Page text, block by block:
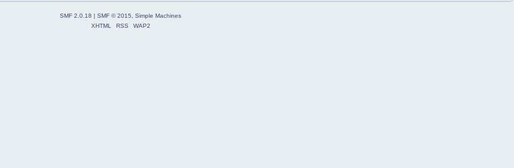
SMF 2.0.18 | SMF © 2015
Simple Machines
XHTML
RSS WAP2